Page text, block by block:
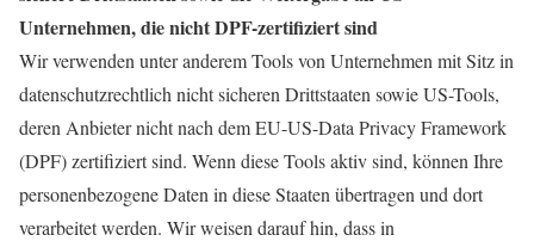
Unternehmen, die nicht DPF-zertifiziert sind
Wir verwenden unter anderem Tools von Unternehmen mit Sitz in
datenschutzrechtlich nicht sicheren Drittstaaten sowie US-Tools,
deren Anbieter nicht nach dem EU-US-Data Privacy Framework
(DPF) zertifiziert sind. Wenn diese Tools aktiv sind, können Ihre
personenbezogene Daten in diese Staaten übertragen und dort
verarbeitet werden. Wir weisen darauf hin, dass in